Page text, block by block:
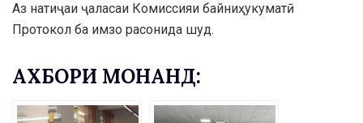
Аз натиҷаи ҷаласаи Комиссияи байниҳукуматӣ
Протокол ба имзо расонида шуд.
АХБОРИ МОНАНД: